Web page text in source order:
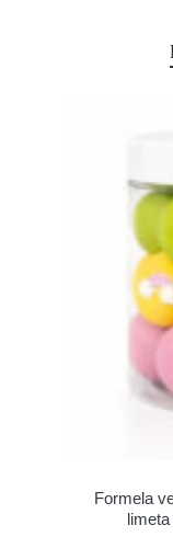
Formela